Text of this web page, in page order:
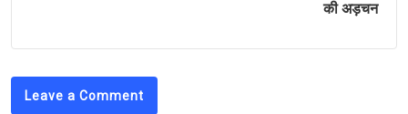
की अड़चन
Leave a Comment